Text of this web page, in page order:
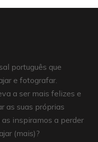
português que
e fotografar.
a ser mais felizes e
as suas próprias
inspiramos a perder
(mais)?